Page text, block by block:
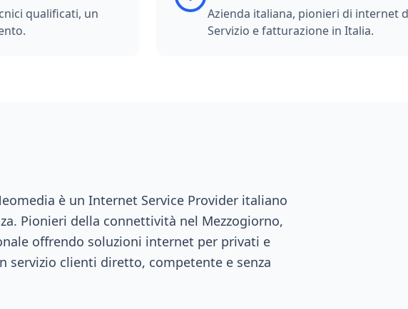
qualificati, un
Azienda italiana, pionieri di internet
Servizio e fatturazione in Italia.
è un Internet Service Provider italiano
Pionieri della connettività nel Mezzogiorno,
offrendo soluzioni internet per privati e
servizio clienti diretto, competente e senza